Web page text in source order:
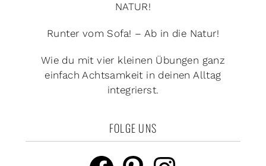
NATUR!
Runter vom Sofa! – Ab in die Natur!
Wie du mit vier kleinen Übungen ganz
einfach Achtsamkeit in deinen Alltag
integrierst.
FOLGE UNS
FacebookPinterestInstagram